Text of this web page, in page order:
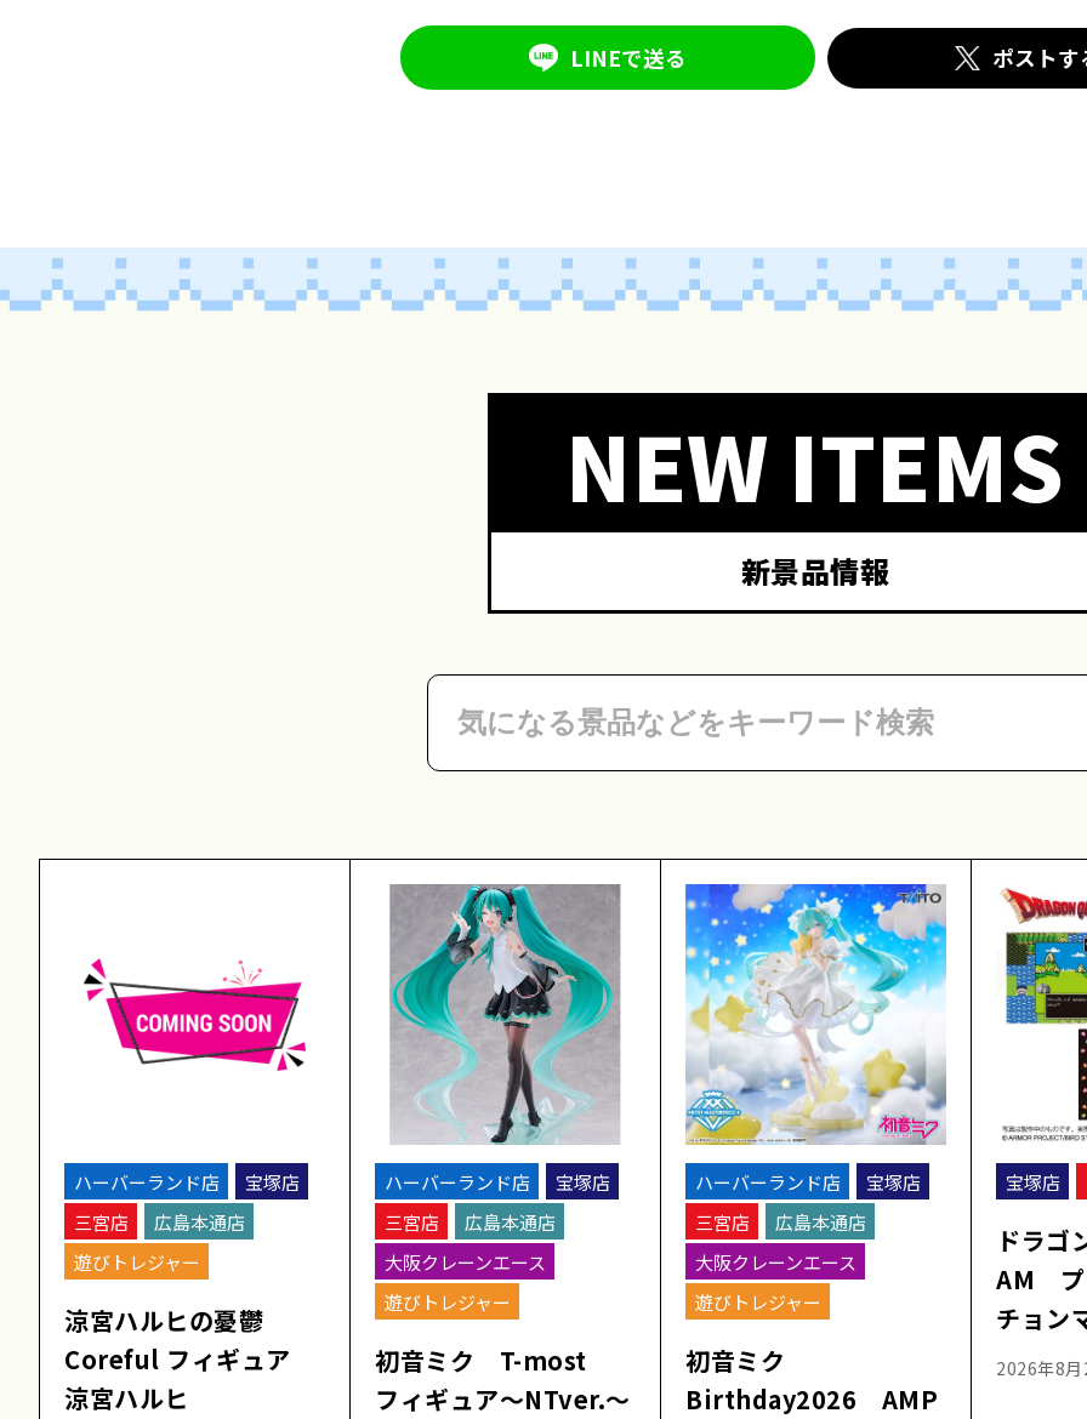
LINEで送る ポストす
NEW ITEMS
新景品情報
ハーバーランド店
宝塚店
三宮店
広島本通店
遊びトレジャー
涼宮ハルヒの憂鬱
Coreful フィギュア
涼宮ハルヒ
ハーバーランド店
宝塚店
三宮店
広島本通店
大阪クレーンエース
遊びトレジャー
初音ミク T-most
フィギュア～NTver.～
ハーバーランド店
宝塚店
三宮店
広島本通店
大阪クレーンエース
遊びトレジャー
初音ミク
Birthday2026 AMP
宝塚店
ドラ
AM プ
チョン
2026年8